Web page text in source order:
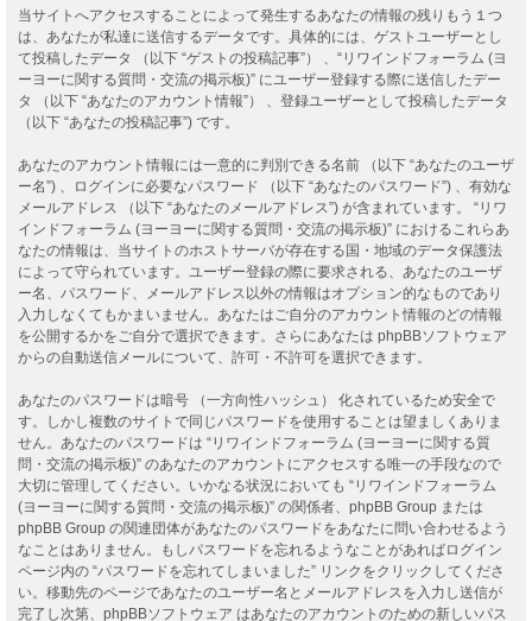
当サイトへアクセスすることによって発生するあなたの情報の残りもう１つ
は、あなたが私達に送信するデータです。具体的には、ゲストユーザーとし
て投稿したデータ （以下 “ゲストの投稿記事”） 、“リワインドフォーラム (ヨ
ーヨーに関する質問・交流の掲示板)” にユーザー登録する際に送信したデー
タ （以下 “あなたのアカウント情報”） 、登録ユーザーとして投稿したデータ
（以下 “あなたの投稿記事”) です。
あなたのアカウント情報には一意的に判別できる名前 （以下 “あなたのユーザ
ー名”) 、ログインに必要なパスワード （以下 “あなたのパスワード”) 、有効な
メールアドレス （以下 “あなたのメールアドレス”) が含まれています。 “リワ
インドフォーラム (ヨーヨーに関する質問・交流の掲示板)” におけるこれらあ
なたの情報は、当サイトのホストサーバが存在する国・地域のデータ保護法
によって守られています。ユーザー登録の際に要求される、あなたのユーザ
ー名、パスワード、メールアドレス以外の情報はオプション的なものであり
入力しなくてもかまいません。あなたはご自分のアカウント情報のどの情報
を公開するかをご自分で選択できます。さらにあなたは phpBBソフトウェア
からの自動送信メールについて、許可・不許可を選択できます。
あなたのパスワードは暗号 （一方向性ハッシュ） 化されているため安全で
す。しかし複数のサイトで同じパスワードを使用することは望ましくありま
せん。あなたのパスワードは “リワインドフォーラム (ヨーヨーに関する質
問・交流の掲示板)” のあなたのアカウントにアクセスする唯一の手段なので
大切に管理してください。いかなる状況においても “リワインドフォーラム
(ヨーヨーに関する質問・交流の掲示板)” の関係者、phpBB Group または
phpBB Group の関連団体があなたのパスワードをあなたに問い合わせるよう
なことはありません。もしパスワードを忘れるようなことがあればログイン
ページ内の “パスワードを忘れてしまいました” リンクをクリックしてくださ
い。移動先のページであなたのユーザー名とメールアドレスを入力し送信が
完了し次第、phpBBソフトウェア はあなたのアカウントのための新しいパス